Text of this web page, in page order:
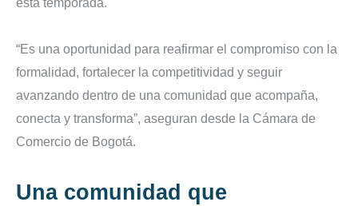
“Es una oportunidad para reafirmar el compromiso con la
formalidad, fortalecer la competitividad y seguir
avanzando dentro de una comunidad que acompaña,
conecta y transforma”, aseguran desde la Cámara de
Comercio de Bogotá.
Una comunidad que